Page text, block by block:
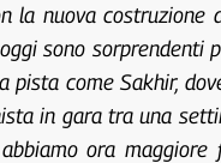
nuova costruzione
sono sorprendenti
come Sakhir,
in gara tra una
ora